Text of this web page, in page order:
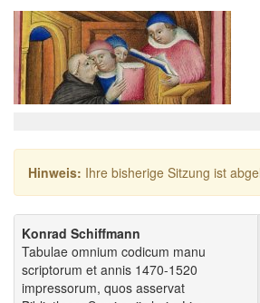
Hinweis: Ihre bisherige Sitzung ist
Konrad Schiffmann
Tabulae omnium codicum manu
scriptorum et annis 1470-1520
impressorum, quos asservat